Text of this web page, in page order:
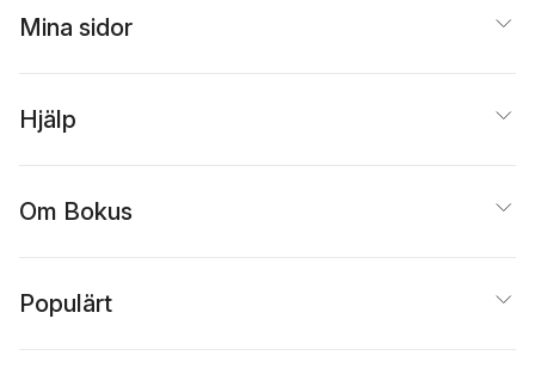
Mina sidor
Hjälp
Om Bokus
Populärt